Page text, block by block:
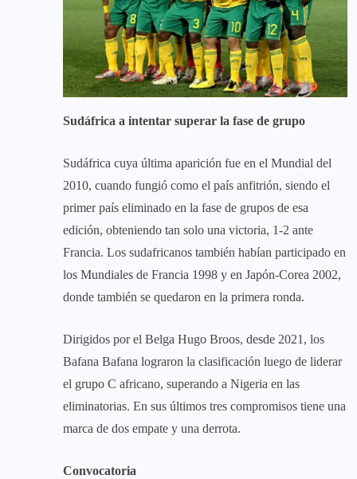
Sudáfrica a intentar superar la fase de grupo
Sudáfrica cuya última aparición fue en el Mundial del
2010, cuando fungió como el país anfitrión, siendo el
primer país eliminado en la fase de grupos de esa
edición, obteniendo tan solo una victoria, 1-2 ante
Francia. Los sudafricanos también habían participado en
los Mundiales de Francia 1998 y en Japón-Corea 2002,
donde también se quedaron en la primera ronda.
Dirigidos por el Belga Hugo Broos, desde 2021, los
Bafana Bafana lograron la clasificación luego de liderar
el grupo C africano, superando a Nigeria en las
eliminatorias. En sus últimos tres compromisos tiene una
marca de dos empate y una derrota.
Convocatoria